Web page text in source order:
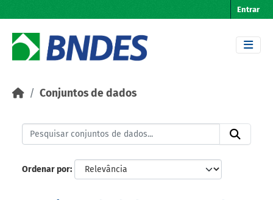
Entrar
Conjuntos de dados
Ordenar por